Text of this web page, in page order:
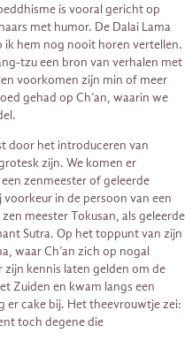
is vooral gericht op
met humor. De Dalai Lama
ik hem nog nooit horen vertellen.
tzu een bron van verhalen met
voorkomen zijn min of meer
gehad op Ch’an, waarin we
door het introduceren van
zijn. We komen er
zenmeester of geleerde
in de persoon van een
meester Tokusan, als geleerde
Sutra. Op het toppunt van zijn
waar Ch’an zich op nogal
kennis laten gelden om de
Zuiden en kwam langs een
er cake bij. Het theevrouwtje zei:
toch degene die